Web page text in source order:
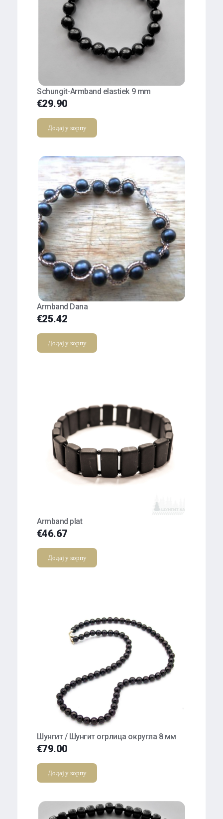
Schungit-Armband elastiek 9 mm
€29.90
Додај у корпу
Armband Dana
€25.42
Додај у корпу
Armband plat
€46.67
Додај у корпу
Шунгит / Шунгит огрлица округла 8 мм
€79.00
Додај у корпу